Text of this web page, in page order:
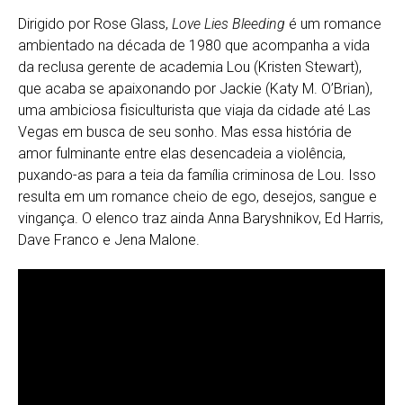
Dirigido por Rose Glass, Love Lies Bleeding é um romance
ambientado na década de 1980 que acompanha a vida
da reclusa gerente de academia Lou (Kristen Stewart),
que acaba se apaixonando por Jackie (Katy M. O’Brian),
uma ambiciosa fisiculturista que viaja da cidade até Las
Vegas em busca de seu sonho. Mas essa história de
amor fulminante entre elas desencadeia a violência,
puxando-as para a teia da família criminosa de Lou. Isso
resulta em um romance cheio de ego, desejos, sangue e
vingança. O elenco traz ainda Anna Baryshnikov, Ed Harris,
Dave Franco e Jena Malone.